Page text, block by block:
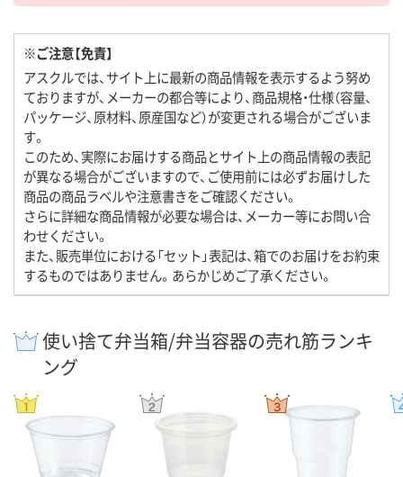
※ご注意【免責】
アスクルでは、サイト上に最新の商品情報を表示するよう努め
ておりますが、メーカーの都合等により、商品規格・仕様（容量、
パッケージ、原材料、原産国など）が変更される場合がございま
す。
このため、実際にお届けする商品とサイト上の商品情報の表記
が異なる場合がございますので、ご使用前には必ずお届けした
商品の商品ラベルや注意書きをご確認ください。
さらに詳細な商品情報が必要な場合は、メーカー等にお問い合
わせください。
また、販売単位における「セット」表記は、箱でのお届けをお約束
するものではありません。あらかじめご了承ください。
使い捨て弁当箱/弁当容器の売れ筋ランキ
ング